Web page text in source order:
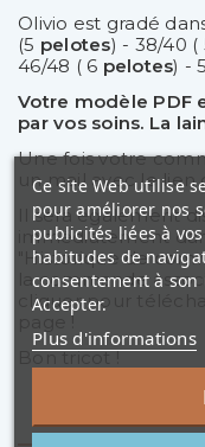
Olivio est gradé
(5 pelotes) - 38/40 (
46/48 ( 6 pelotes) -
Votre modèle PDF
par vos soins. La
Une fois votre
un mail avec le
Il sera également
immédiatement
"Historique de
la commande
cliquer pour
page !
Bon tricot !
Détails du
Ce site Web utilise
pour améliorer nos
publicités liées à
habitudes de
consentement à
Accepter.
Plus d'informations